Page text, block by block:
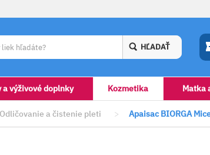
HĽADAŤ
a výživové doplnky Kozmetika Matka
Odličovanie a čistenie pleti > Apaisac BIORGA